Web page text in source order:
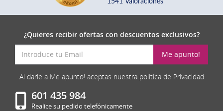
¿Quieres recibir ofertas con descuentos exclusivos?
Me apunto!
Al darle a Me apunto! aceptas nuestra politica de Privacidad
601 435 984
Realice su pedido telefónicamente